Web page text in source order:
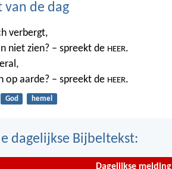
van de dag
verbergt,
niet zien? – spreekt de HEER.
op aarde? – spreekt de HEER.
God hemel
dagelijkse Bijbeltekst:
Dagelijkse melding